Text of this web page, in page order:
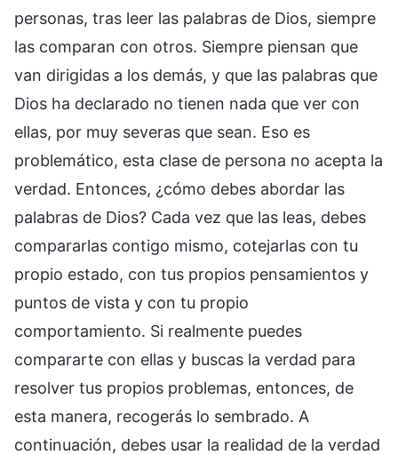
personas, tras leer las palabras de Dios, siempre
las comparan con otros. Siempre piensan que
van dirigidas a los demás, y que las palabras que
Dios ha declarado no tienen nada que ver con
ellas, por muy severas que sean. Eso es
problemático, esta clase de persona no acepta la
verdad. Entonces, ¿cómo debes abordar las
palabras de Dios? Cada vez que las leas, debes
compararlas contigo mismo, cotejarlas con tu
propio estado, con tus propios pensamientos y
puntos de vista y con tu propio
comportamiento. Si realmente puedes
compararte con ellas y buscas la verdad para
resolver tus propios problemas, entonces, de
esta manera, recogerás lo sembrado. A
continuación, debes usar la realidad de la verdad